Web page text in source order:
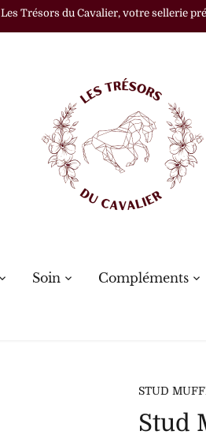
Les Trésors du Cavalier, votre sellerie
Soin Compléments
STUD
Stud